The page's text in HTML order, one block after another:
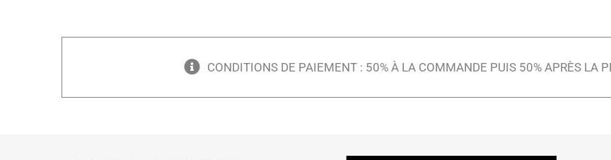
CONDITIONS DE PAIEMENT : 50% À LA COMMANDE PUIS 50% APRÈS LA